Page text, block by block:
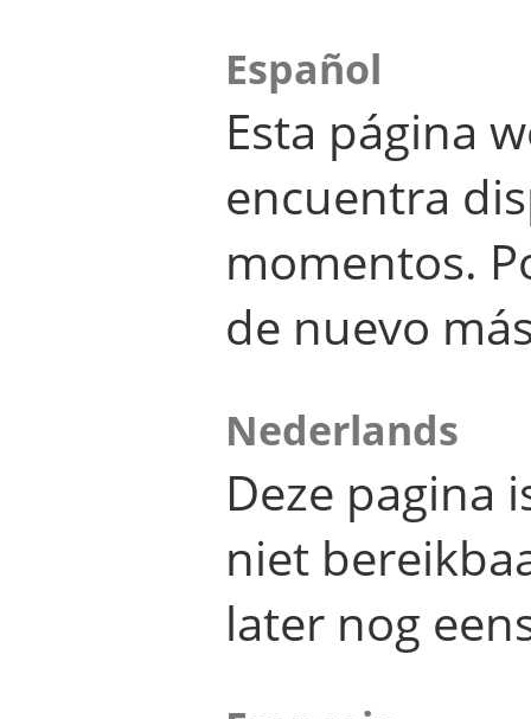
Español
Esta página
encuentra
momentos.
de nuevo
Nederlands
Deze pagina
niet
later nog